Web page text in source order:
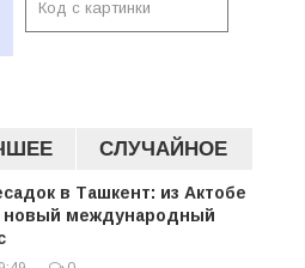
СЛУЧАЙНОЕ
в Ташкент: из Актобе
новый международный